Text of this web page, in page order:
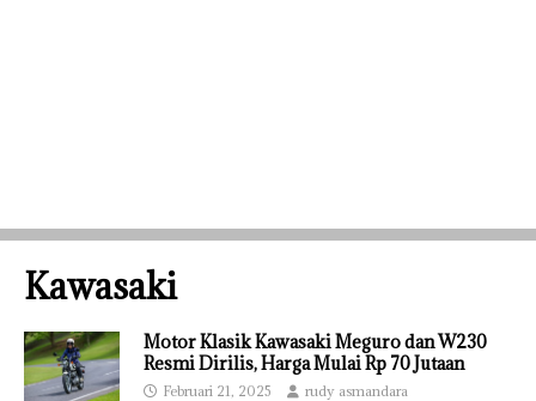
Kawasaki
Motor Klasik Kawasaki Meguro dan W230
Resmi Dirilis, Harga Mulai Rp 70 Jutaan
Februari 21, 2025 rudy asmandara